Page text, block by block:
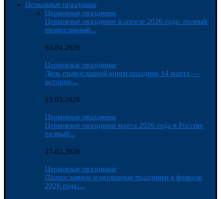
Церковные праздники
Церковные праздники
Церковные праздники в апреле 2026 года: полный
православный...
03.04.2026
Церковные праздники
День православной книги праздник 14 марта —
история,...
13.03.2026
Церковные праздники
Церковные праздники марта 2026 года в России:
полный...
27.02.2026
Церковные праздники
Православные и церковные праздники в феврале
2026 года:...